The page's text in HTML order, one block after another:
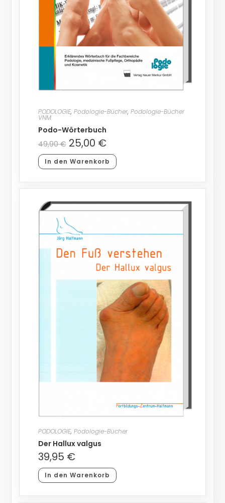
PODOLOGIE, Podologie-Bücher, Podologie-Bücher
VNM
Podo-Wörterbuch
49,90€ 25,00 €
In den Warenkorb
PODOLOGIE, Podologie-Bücher
Der Hallux valgus
39,95 €
In den Warenkorb